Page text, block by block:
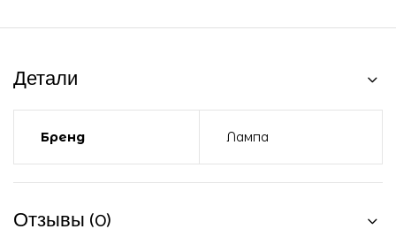
Детали
Бренд Лампа
Отзывы (0)